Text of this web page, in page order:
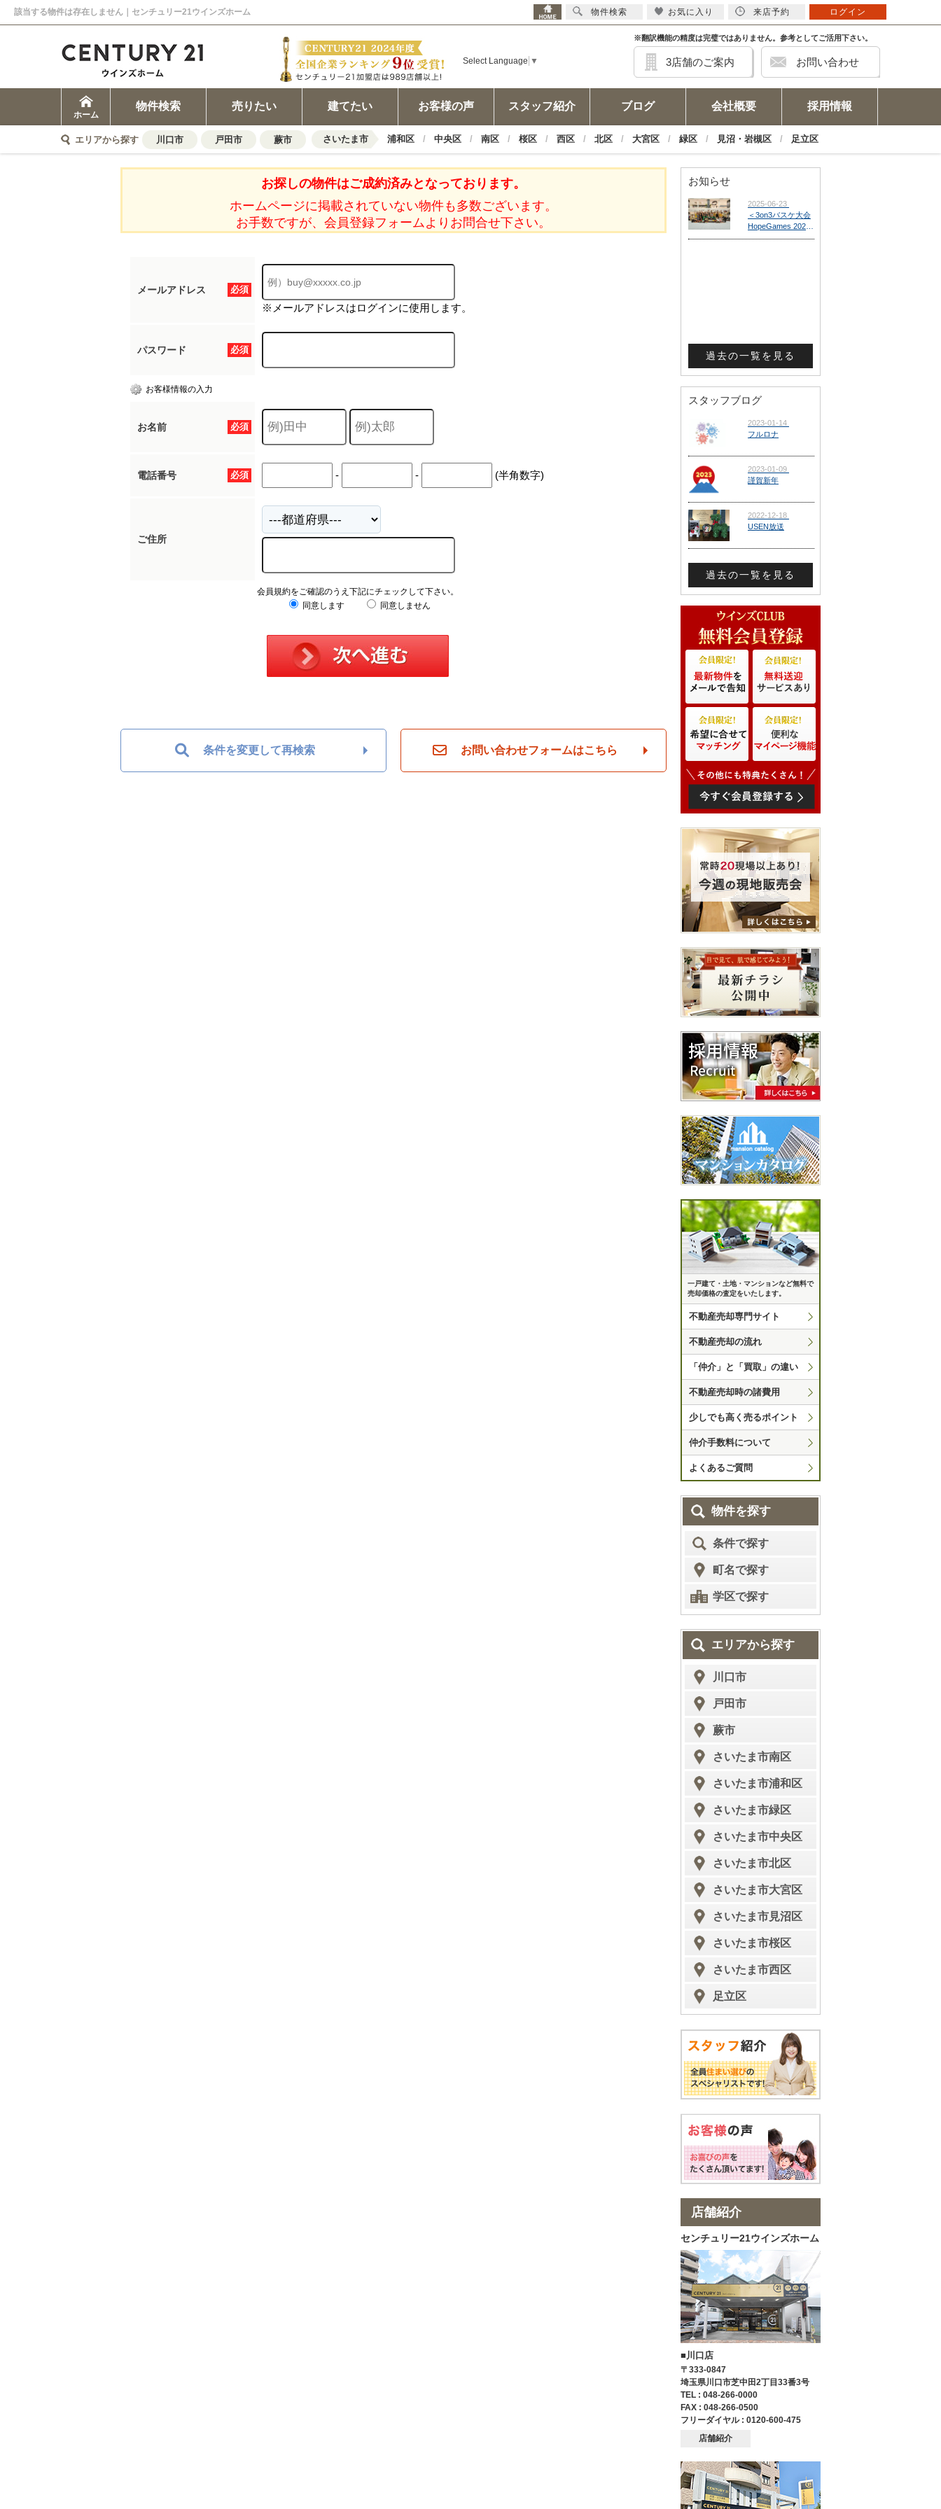
該当する物件は存在しません｜センチュリー21ウインズホーム
Select Language ▼
※翻訳機能の精度は完璧ではありません。参考としてご活用下さい。
3店舗のご案内 お問い合わせ
ホーム
物件検索 売りたい 建てたい お客様の声 スタッフ紹介 ブログ 会社概要 採用情報
エリアから探す 川口市 戸田市 蕨市 さいたま市 浦和区 中央区 南区 桜区 西区 北区 大宮区 緑区 見沼・岩槻区 足立区
お探しの物件はご成約済みとなっております。
ホームページに掲載されていない物件も多数ございます。
お手数ですが、会員登録フォームよりお問合せ下さい。
必須
メールアドレス
※メールアドレスはログインに使用します。
必須
パスワード
お客様情報の入力
必須
お名前
必須
電話番号 - - (半角数字)
ご住所
会員規約をご確認のうえ下記にチェックして下さい。
同意します
同意しません
条件を変更して再検索 お問い合わせフォームはこちら
お知らせ
過去の一覧を見る
スタッフブログ
過去の一覧を見る
一戸建て・土地・マンションなど無料で
売却価格の査定をいたします。
不動産売却専門サイト
不動産売却の流れ
「仲介」と「買取」の違い
不動産売却時の諸費用
少しでも高く売るポイント
仲介手数料について
よくあるご質問
物件を探す
条件で探す
町名で探す
学区で探す
エリアから探す
川口市
戸田市
蕨市
さいたま市南区
さいたま市浦和区
さいたま市緑区
さいたま市中央区
さいたま市北区
さいたま市大宮区
さいたま市見沼区
さいたま市桜区
さいたま市西区
足立区
店舗紹介
センチュリー21ウインズホーム
■川口店
〒333-0847
埼玉県川口市芝中田2丁目33番3号
TEL : 048-266-0000
FAX : 048-266-0500
フリーダイヤル : 0120-600-475
店舗紹介
物件検索 お気に入り 来店予約 ログイン